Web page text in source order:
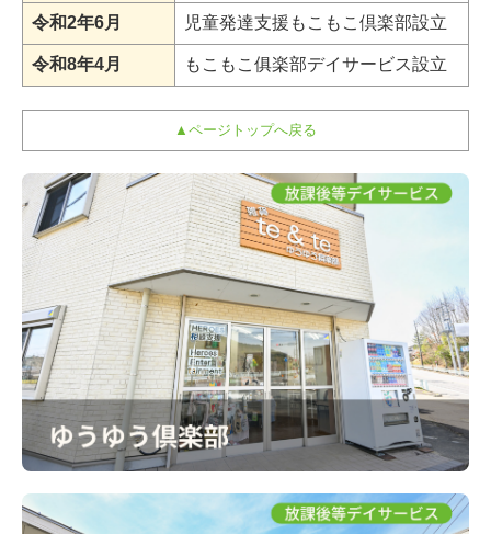
令和2年6月 児童発達支援もこもこ倶楽部設立
令和8年4月 もこもこ俱楽部デイサービス設立
▲ページトップへ戻る